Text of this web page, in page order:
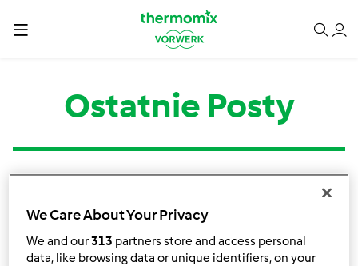
Ostatnie Posty
Ostatni post
Brak informacji o aktywnościach
We Care About Your Privacy
We and our313 partners store and access personal
data, like browsing data or unique identifiers, on your